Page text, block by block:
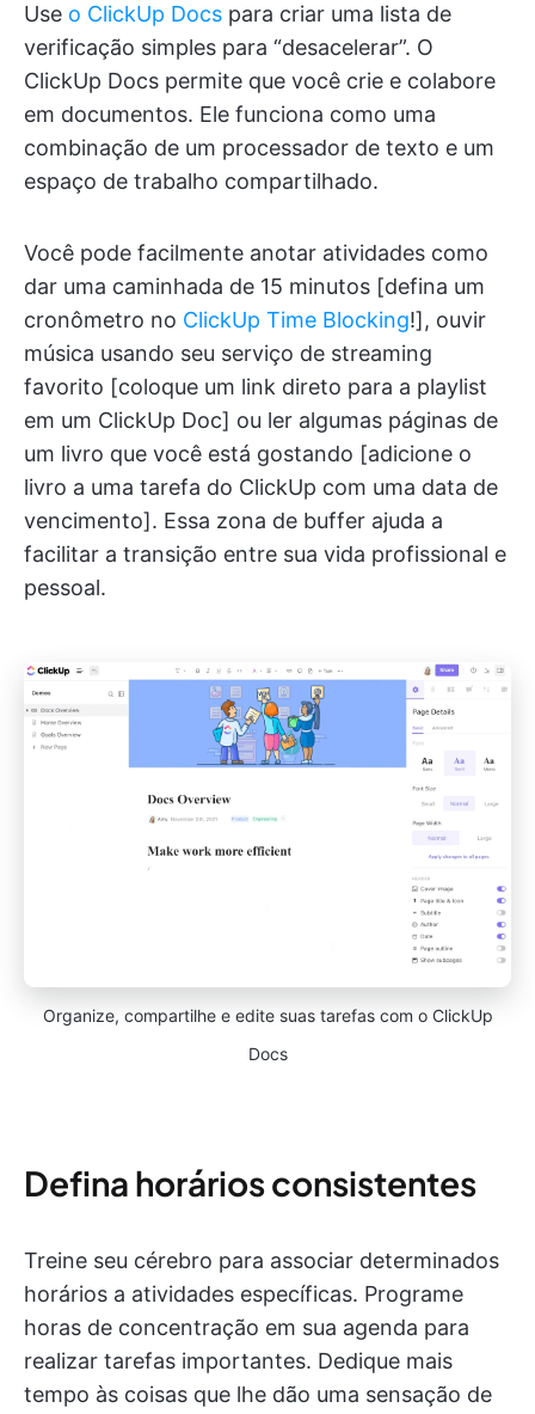
Use o ClickUp Docs para criar uma lista de
verificação simples para “desacelerar”. O
ClickUp Docs permite que você crie e colabore
em documentos. Ele funciona como uma
combinação de um processador de texto e um
espaço de trabalho compartilhado.
Você pode facilmente anotar atividades como
dar uma caminhada de 15 minutos [defina um
cronômetro no ClickUp Time Blocking!], ouvir
música usando seu serviço de streaming
favorito [coloque um link direto para a playlist
em um ClickUp Doc] ou ler algumas páginas de
um livro que você está gostando [adicione o
livro a uma tarefa do ClickUp com uma data de
vencimento]. Essa zona de buffer ajuda a
facilitar a transição entre sua vida profissional e
pessoal.
Organize, compartilhe e edite suas tarefas com o ClickUp
Docs
Defina horários consistentes
Treine seu cérebro para associar determinados
horários a atividades específicas. Programe
horas de concentração em sua agenda para
realizar tarefas importantes. Dedique mais
tempo às coisas que lhe dão uma sensação de